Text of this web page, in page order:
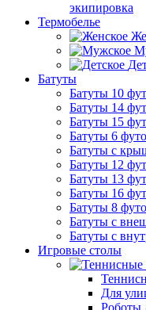
экипировка
Термобелье
Батуты
Батуты 10
Батуты 14
Батуты 15
Батуты 6
Батуты с
Батуты 12
Батуты 13
Батуты 16
Батуты 8
Батуты с
Батуты с
Игровые столы
Для
Роботы